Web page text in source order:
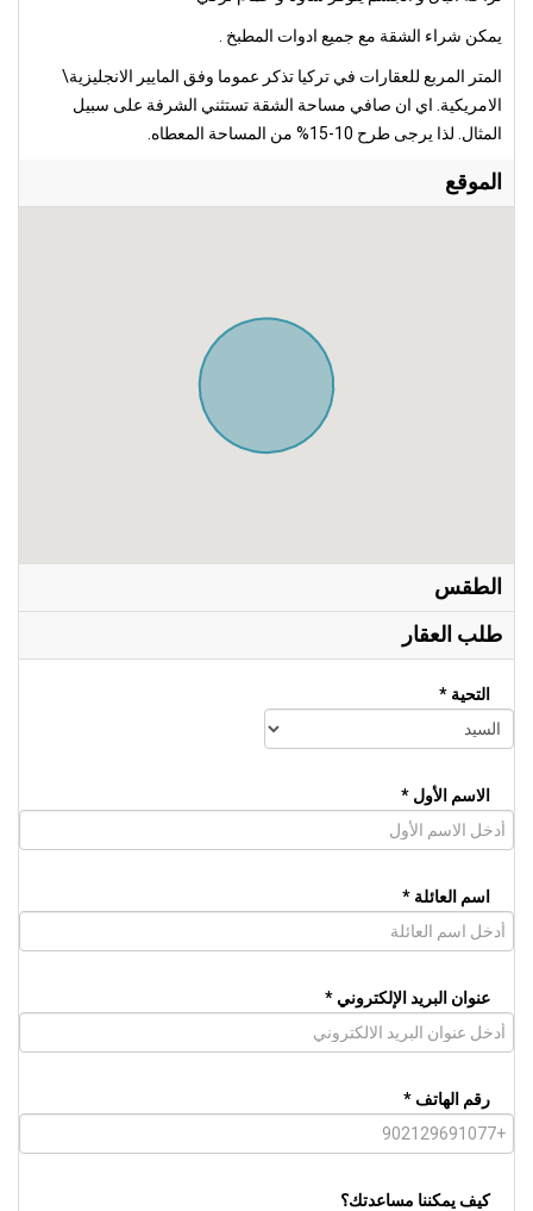
يمكن شراء الشقة مع جميع ادوات المطبخ .
المتر المربع للعقارات في تركيا تذكر عموما وفق المايير الانجليزية\
الامريكية. اي ان صافي مساحة الشقة تستثني الشرفة على سبيل
المثال. لذا يرجى طرح 10-15% من المساحة المعطاه.
الموقع
الطقس
طلب العقار
التحية *
الاسم الأول *
اسم العائلة *
عنوان البريد الإلكتروني *
رقم الهاتف *
كيف يمكننا مساعدتك؟